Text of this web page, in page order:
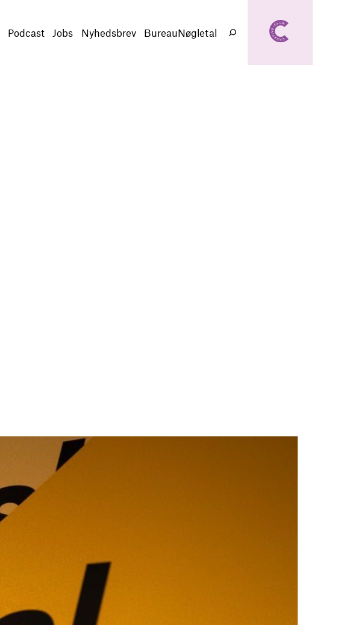
Podcast Jobs Nyhedsbrev BureauNøgletal
Søg